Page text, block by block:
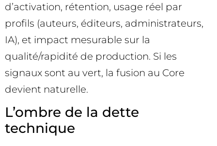
d’activation, rétention, usage réel par
profils (auteurs, éditeurs, administrateurs,
IA), et impact mesurable sur la
qualité/rapidité de production. Si les
signaux sont au vert, la fusion au Core
devient naturelle.
L’ombre de la dette
technique